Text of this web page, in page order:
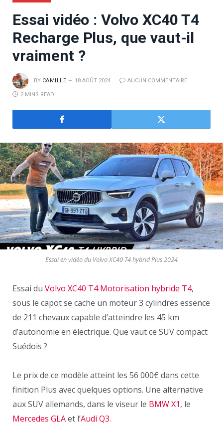
Essai vidéo : Volvo XC40 T4
Recharge Plus, que vaut-il
vraiment ?
BY CAMILLE 18 AOÛT 2024 AUCUN COMMENTAIRE
2 MINS READ
Essai en vidéo du Volvo XC40 T4 hybrid Plus 2024
Essai du Volvo XC40 T4 Motorisation hybride T4,
sous le capot se cache un moteur 3 cylindres essence
de 211 chevaux capable d’atteindre les 45 km
d’autonomie en électrique. Que vaut ce SUV compact
Suédois ?
Le prix de ce modèle atteint les 56 000€ dans cette
finition Plus avec quelques options. Une alternative
aux SUV allemands, dans le viseur le BMW X1, le
Mercedes GLAet l’Audi Q3.